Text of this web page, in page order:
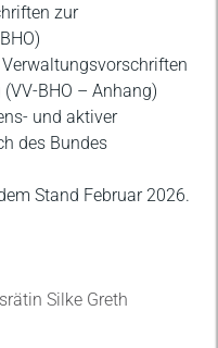
zur
BHO – Anhang)
und aktiver
des Bundes
Stand Februar 2026.
Silke Greth